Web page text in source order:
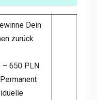
Dein
zurück.
– 650 PLN